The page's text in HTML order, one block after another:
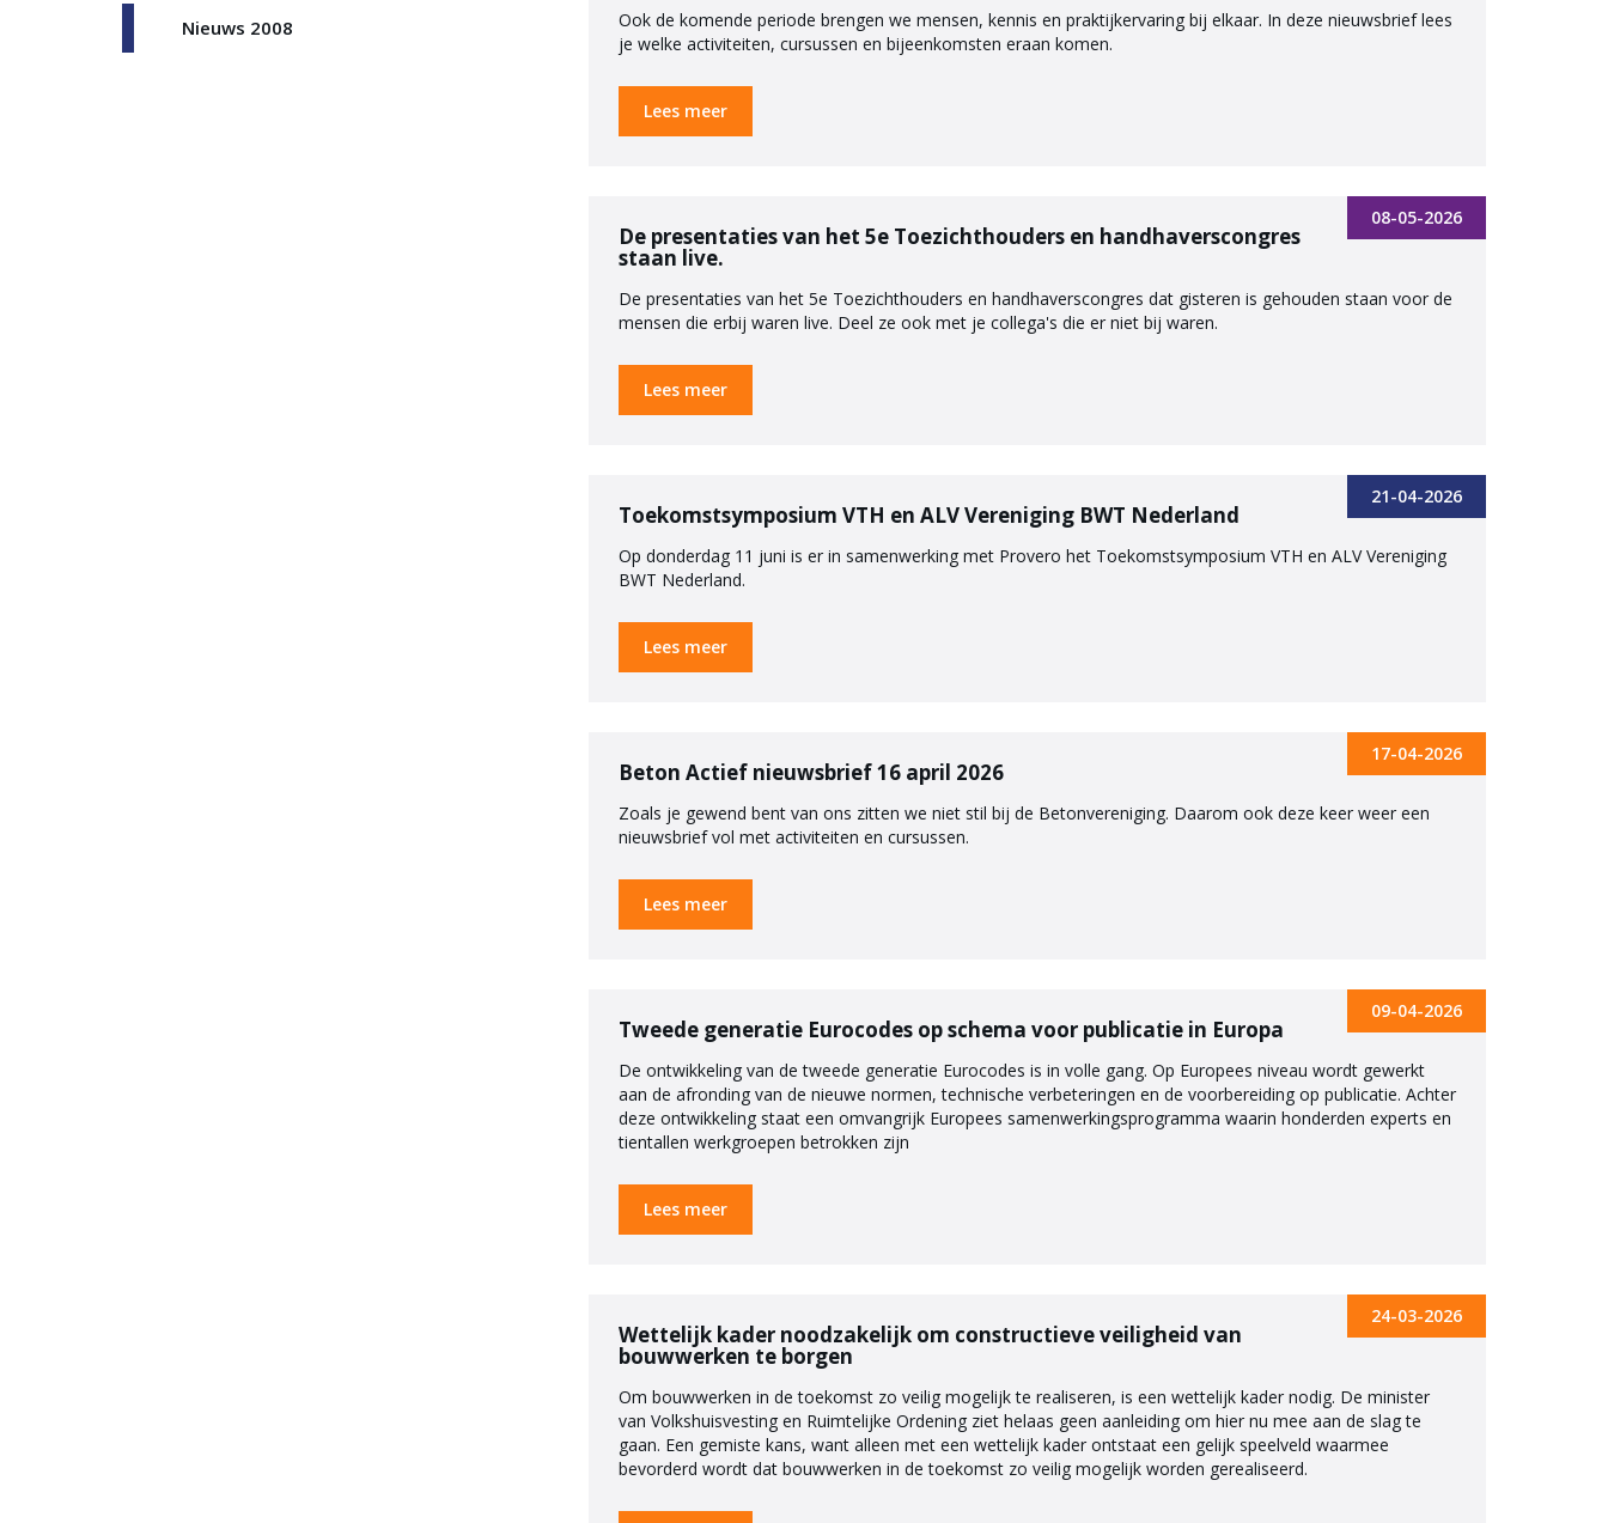
Nieuws 2008
Ook de komende periode brengen we mensen, kennis en praktijkervaring bij elkaar. In deze nieuwsbrief lees
je welke activiteiten, cursussen en bijeenkomsten eraan komen.
Lees meer
De presentaties van het 5e Toezichthouders en handhaverscongres
staan live.
08-05-2026
De presentaties van het 5e Toezichthouders en handhaverscongres dat gisteren is gehouden staan voor de
mensen die erbij waren live. Deel ze ook met je collega's die er niet bij waren.
Lees meer
Toekomstsymposium VTH en ALV Vereniging BWT Nederland
21-04-2026
Op donderdag 11 juni is er in samenwerking met Provero het Toekomstsymposium VTH en ALV Vereniging
BWT Nederland.
Lees meer
Beton Actief nieuwsbrief 16 april 2026
17-04-2026
Zoals je gewend bent van ons zitten we niet stil bij de Betonvereniging. Daarom ook deze keer weer een
nieuwsbrief vol met activiteiten en cursussen.
Lees meer
Tweede generatie Eurocodes op schema voor publicatie in Europa
09-04-2026
De ontwikkeling van de tweede generatie Eurocodes is in volle gang. Op Europees niveau wordt gewerkt
aan de afronding van de nieuwe normen, technische verbeteringen en de voorbereiding op publicatie. Achter
deze ontwikkeling staat een omvangrijk Europees samenwerkingsprogramma waarin honderden experts en
tientallen werkgroepen betrokken zijn
Lees meer
Wettelijk kader noodzakelijk om constructieve veiligheid van
bouwwerken te borgen
24-03-2026
Om bouwwerken in de toekomst zo veilig mogelijk te realiseren, is een wettelijk kader nodig. De minister
van Volkshuisvesting en Ruimtelijke Ordening ziet helaas geen aanleiding om hier nu mee aan de slag te
gaan. Een gemiste kans, want alleen met een wettelijk kader ontstaat een gelijk speelveld waarmee
bevorderd wordt dat bouwwerken in de toekomst zo veilig mogelijk worden gerealiseerd.